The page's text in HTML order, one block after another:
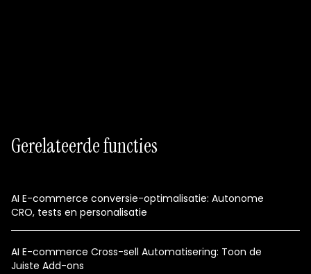
Gerelateerde functies
AI E-commerce conversie-optimalisatie: Autonome
CRO, tests en personalisatie
AI E-commerce Cross-sell Automatisering: Toon de
Juiste Add-ons